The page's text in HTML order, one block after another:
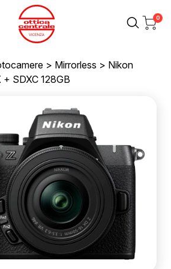
0
> Mirrorless > Nikon
SDXC 128GB